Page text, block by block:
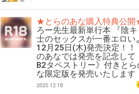
★とらのあな購入特典公
ろー先生最新単行本 『陰キ
士のセックスが一番エロい
12月25日(木)発売決定！！
のあなでは発売を記念して
B2タペストリー》付きとら
な限定版を発売いたします
2025.12.18